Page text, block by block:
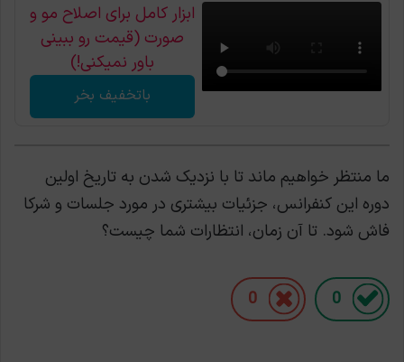
ابزار کامل برای اصلاح مو و
صورت (قیمت رو ببینی
باور نمیکنی!)
باتخفیف بخر
ما منتظر خواهیم ماند تا با نزدیک شدن به تاریخ اولین
دوره این کنفرانس، جزئیات بیشتری در مورد جلسات و شرکا
فاش شود. تا آن زمان، انتظارات شما چیست؟
0
0